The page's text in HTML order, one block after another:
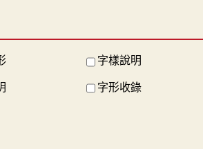
字樣說明
字形收錄